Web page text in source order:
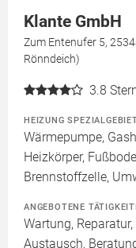
Klante GmbH
Zum Entenufer 5,
Rönndeich)
3.8
HEIZUNG
Wärmepumpe,
Heizkörper,
Brennstoffzelle,
ANGEBOTENE
Wartung,
Austausch,